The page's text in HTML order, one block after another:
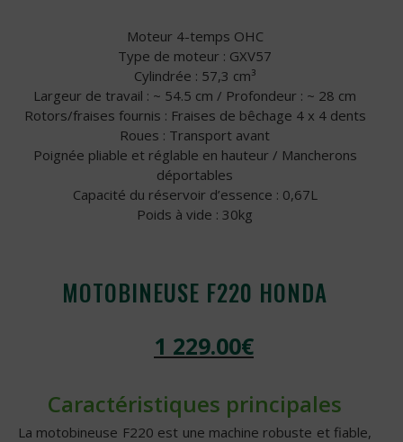
Moteur 4-temps OHC
Type de moteur : GXV57
Cylindrée : 57,3 cm³
Largeur de travail : ~ 54.5 cm / Profondeur : ~ 28 cm
Rotors/fraises fournis : Fraises de bêchage 4 x 4 dents
Roues : Transport avant
Poignée pliable et réglable en hauteur / Mancherons
déportables
Capacité du réservoir d’essence : 0,67L
Poids à vide : 30kg
MOTOBINEUSE F220 HONDA
1 229.00€
Caractéristiques principales
La motobineuse F220 est une machine robuste et fiable,